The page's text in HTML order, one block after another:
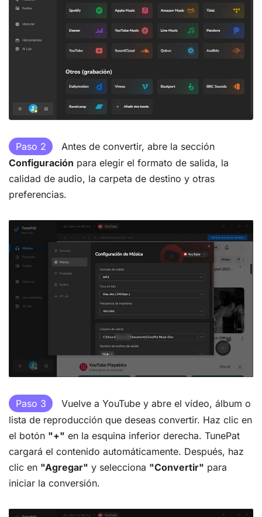
Paso 2
Antes de convertir, abre la sección
Configuración para elegir el formato de salida, la
calidad de audio, la carpeta de destino y otras
preferencias.
Paso 3
Vuelve a YouTube y abre el vídeo, álbum o
lista de reproducción que deseas convertir. Haz clic en
el botón "+" en la esquina inferior derecha. TunePat
cargará el contenido automáticamente. Después, haz
clic en "Agregar" y selecciona "Convertir" para
iniciar la conversión.